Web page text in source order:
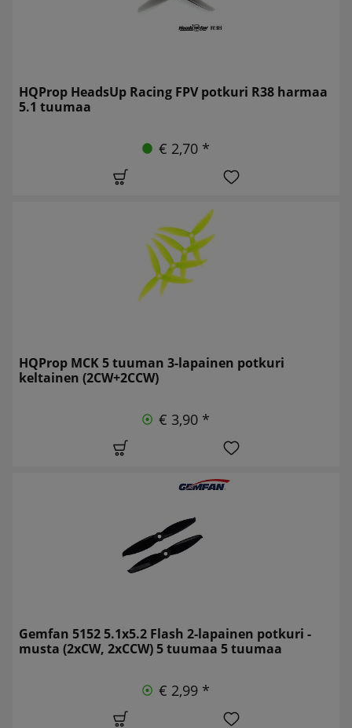
HQProp HeadsUp Racing FPV potkuri R38 harmaa
5.1 tuumaa
€ 2,70 *
HQProp MCK 5 tuuman 3-lapainen potkuri
keltainen (2CW+2CCW)
€ 3,90 *
Gemfan 5152 5.1x5.2 Flash 2-lapainen potkuri -
musta (2xCW, 2xCCW) 5 tuumaa 5 tuumaa
€ 2,99 *